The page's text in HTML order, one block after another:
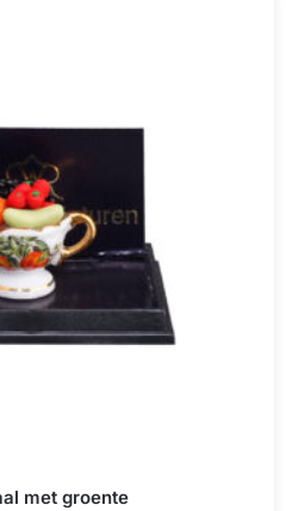
met groente